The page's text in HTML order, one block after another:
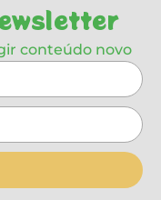
conteúdo novo